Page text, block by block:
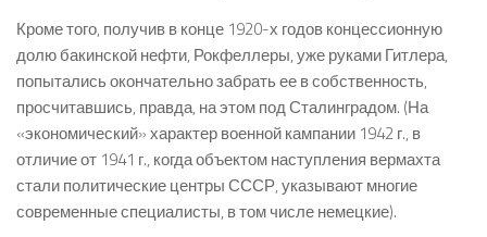
Кроме того, получив в конце 1920-х годов концессионную
долю бакинской нефти, Рокфеллеры, уже руками Гитлера,
попытались окончательно забрать ее в собственность,
просчитавшись, правда, на этом под Сталинградом. (На
«экономический» характер военной кампании 1942 г., в
отличие от 1941 г., когда объектом наступления вермахта
стали политические центры СССР, указывают многие
современные специалисты, в том числе немецкие).